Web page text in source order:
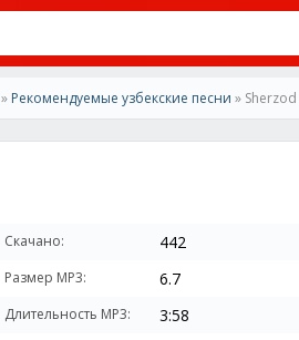
» Рекомендуемые узбекские песни »
Скачано: 442
Размер MP3: 6.7
Длительность MP3: 3:58